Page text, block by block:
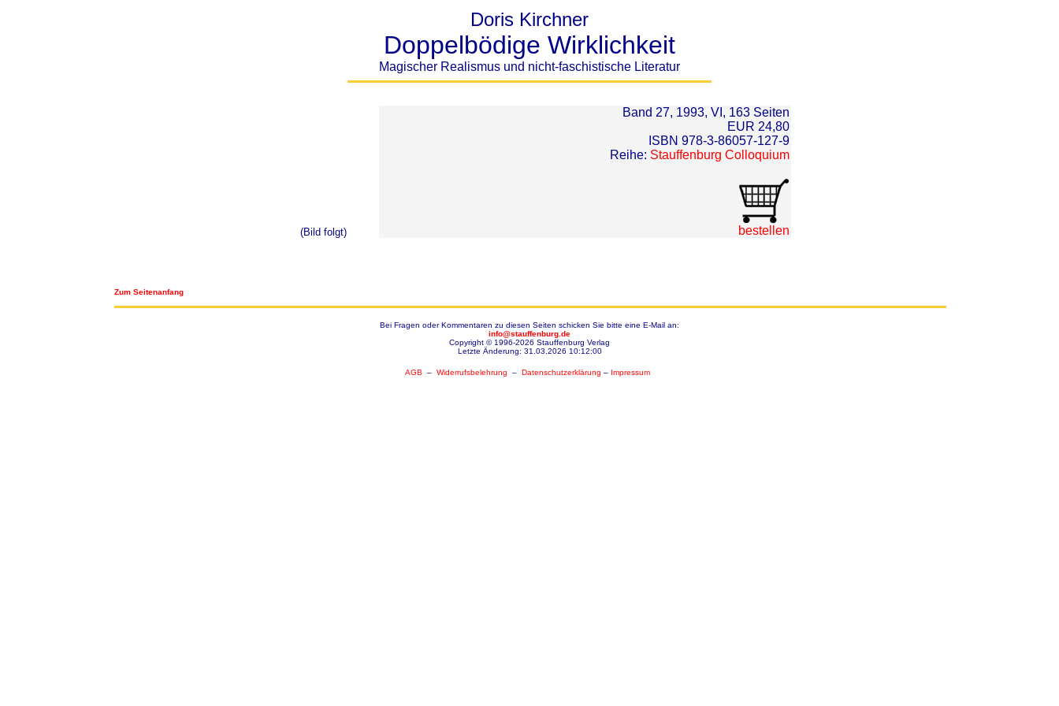
Doris Kirchner
Doppelbödige Wirklichkeit
Magischer Realismus und nicht-faschistische Literatur
(Bild folgt)
Band 27, 1993, VI, 163 Seiten
EUR 24,80
ISBN 978-3-86057-127-9
Reihe: Stauffenburg Colloquium
bestellen
Zum Seitenanfang
Bei Fragen oder Kommentaren zu diesen Seiten schicken Sie bitte eine E-Mail an:
info@stauffenburg.de
Copyright © 1996-2026 Stauffenburg Verlag
Letzte Änderung: 31.03.2026 10:12:00
AGB – Widerrufsbelehrung – Datenschutzerklärung – Impressum